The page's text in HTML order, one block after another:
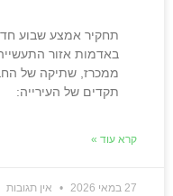
תחקיר אמצע שבוע
באדמות אזור
ממכרז, שתיקה של
תקדים של העירייה:
קרא עוד »
27 במאי 2026 אין תגובות